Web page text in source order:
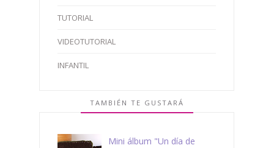
TUTORIAL
VIDEOTUTORIAL
INFANTIL
TAMBIÉN TE GUSTARÁ
Mini álbum "Un día de